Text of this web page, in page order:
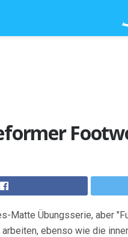
Matte Übungsserie, aber
arbeiten, ebenso wie die